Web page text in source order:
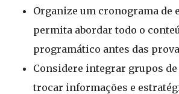
Organize um cronograma de
permita abordar todo o
programático antes das
Considere integrar grupos
trocar informações e